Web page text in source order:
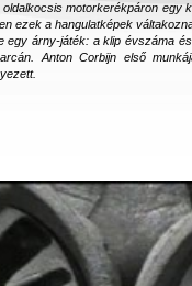
motorkerékpáron egy
ezek a hangulatképek
egy árny-játék: a klip évszáma
Anton Corbijn első